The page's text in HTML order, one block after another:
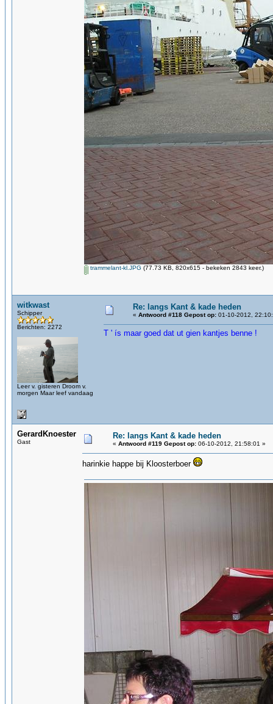
trammelant-kl.JPG (77.73 KB, 820x615 - bekeken 2843 keer.)
witkwast
Schipper
Berichten: 2272
Leer v. gisteren Droom v.
morgen Maar leef vandaag
Re: langs Kant & kade heden
« Antwoord #118 Gepost op: 01-10-2012,
T ' ís maar goed dat ut gien kantjes benne !
GerardKnoester
Gast
Re: langs Kant & kade heden
« Antwoord #119 Gepost op: 06-10-2012, 21:58:01 »
harinkie happe bij Kloosterboer